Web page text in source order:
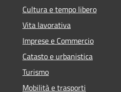
Cultura e tempo libero
Vita lavorativa
Imprese e Commercio
Catasto e urbanistica
Turismo
Mobilità e trasporti